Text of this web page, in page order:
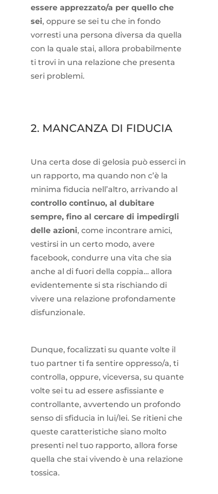
essere apprezzato/a per quello che
sei, oppure se sei tu che in fondo
vorresti una persona diversa da quella
con la quale stai, allora probabilmente
ti trovi in una relazione che presenta
seri problemi.
2. MANCANZA DI FIDUCIA
Una certa dose di gelosia può esserci in
un rapporto, ma quando non c’è la
minima fiducia nell’altro, arrivando al
controllo continuo, al dubitare
sempre, fino al cercare di impedirgli
delle azioni, come incontrare amici,
vestirsi in un certo modo, avere
facebook, condurre una vita che sia
anche al di fuori della coppia… allora
evidentemente si sta rischiando di
vivere una relazione profondamente
disfunzionale.
Dunque, focalizzati su quante volte il
tuo partner ti fa sentire oppresso/a, ti
controlla, oppure, viceversa, su quante
volte sei tu ad essere asfissiante e
controllante, avvertendo un profondo
senso di sfiducia in lui/lei. Se ritieni che
queste caratteristiche siano molto
presenti nel tuo rapporto, allora forse
quella che stai vivendo è una relazione
tossica.